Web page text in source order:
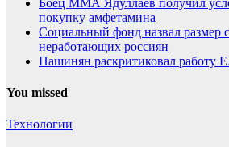
покупку амфетамина
Социальный фонд назвал размер
неработающих россиян
Пашинян раскритиковал работу
You missed
Технологии